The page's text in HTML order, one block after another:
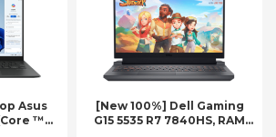
Asus
™
[New 100%] Dell Gaming
G15 5535 R7 7840HS, RAM